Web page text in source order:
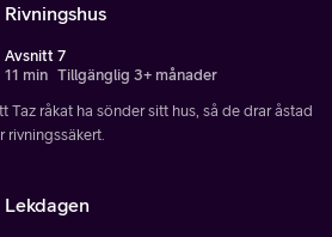
Rivningshus
Avsnitt 7
11 min Tillgänglig 3+ månader
Taz råkat ha sönder sitt hus, så de drar åstad
rivningssäkert.
Lekdagen